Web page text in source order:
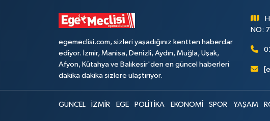
egemeclisi.com, sizleri yaşadığınız kentten haberdar
ediyor. İzmir, Manisa, Denizli, Aydın, Muğla, Uşak,
Afyon, Kütahya ve Balıkesir'den en güncel haberleri
dakika dakika sizlere ulaştırıyor.
NO:
GÜNCEL İZMİR EGE POLİTİKA EKONOMİ SPOR YAŞAM